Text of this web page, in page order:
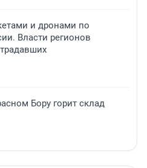
и дронами по
Власти регионов
Бору горит склад